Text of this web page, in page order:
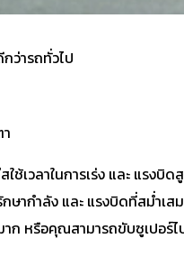
ว่ารถทั่วไป
ช้เวลาในการเร่ง และ แรง
ษากำลัง และ แรงบิดที่สม่ำ
าก หรือคุณสามารถขับซูเปอร์